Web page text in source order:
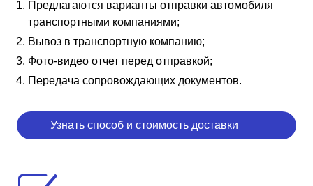
Предлагаются варианты отправки автомобиля
транспортными компаниями;
Вывоз в транспортную компанию;
Фото-видео отчет перед отправкой;
Передача сопровождающих документов.
Узнать способ и стоимость доставки